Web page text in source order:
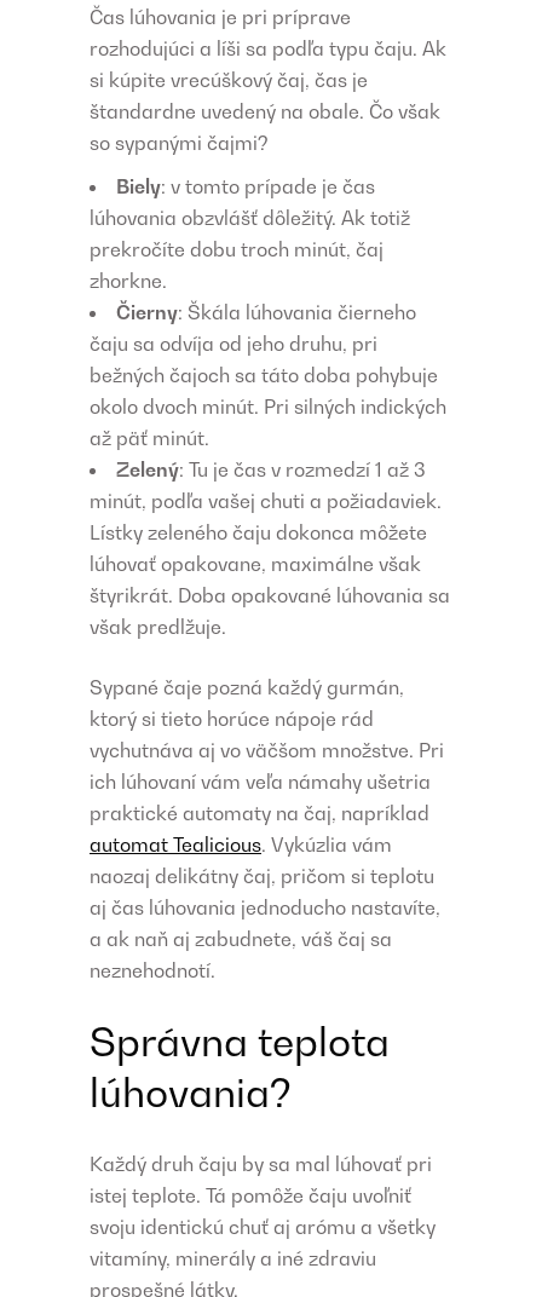
Čas lúhovania je pri príprave
rozhodujúci a líši sa podľa typu čaju. Ak
si kúpite vrecúškový čaj, čas je
štandardne uvedený na obale. Čo však
so sypanými čajmi?
Biely: v tomto prípade je čas
lúhovania obzvlášť dôležitý. Ak totiž
prekročíte dobu troch minút, čaj
zhorkne.
Čierny: Škála lúhovania čierneho
čaju sa odvíja od jeho druhu, pri
bežných čajoch sa táto doba pohybuje
okolo dvoch minút. Pri silných indických
až päť minút.
Zelený: Tu je čas v rozmedzí 1 až 3
minút, podľa vašej chuti a požiadaviek.
Lístky zeleného čaju dokonca môžete
lúhovať opakovane, maximálne však
štyrikrát. Doba opakované lúhovania sa
však predlžuje.
Sypané čaje pozná každý gurmán,
ktorý si tieto horúce nápoje rád
vychutnáva aj vo väčšom množstve. Pri
ich lúhovaní vám veľa námahy ušetria
praktické automaty na čaj, napríklad
automat Tealicious. Vykúzlia vám
naozaj delikátny čaj, pričom si teplotu
aj čas lúhovania jednoducho nastavíte,
a ak naň aj zabudnete, váš čaj sa
neznehodnotí.
Správna teplota
lúhovania?
Každý druh čaju by sa mal lúhovať pri
istej teplote. Tá pomôže čaju uvoľniť
svoju identickú chuť aj arómu a všetky
vitamíny, minerály a iné zdraviu
prospešné látky.